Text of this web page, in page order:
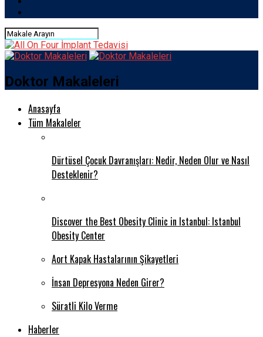
Doktor Makaleleri
Anasayfa
Tüm Makaleler
Dürtüsel Çocuk Davranışları: Nedir, Neden Olur ve Nasıl
Desteklenir?
Discover the Best Obesity Clinic in Istanbul: Istanbul
Obesity Center
Aort Kapak Hastalarının Şikayetleri
İnsan Depresyona Neden Girer?
Süratli Kilo Verme
Haberler